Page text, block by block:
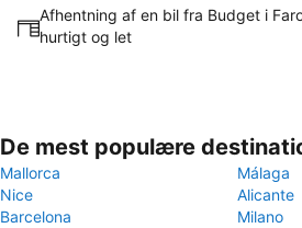
Afhentning af en bil fra Budget i
hurtigt og let
De mest populære
Mallorca
Málaga
Nice
Alicante
Barcelona
Milano